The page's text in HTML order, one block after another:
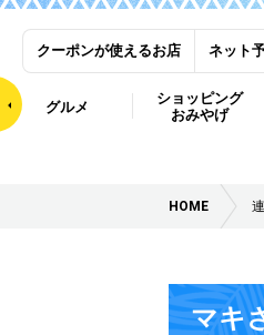
クーポンが使えるお店 ネット
グルメ
ショッピング
おみやげ
HOME
マキ